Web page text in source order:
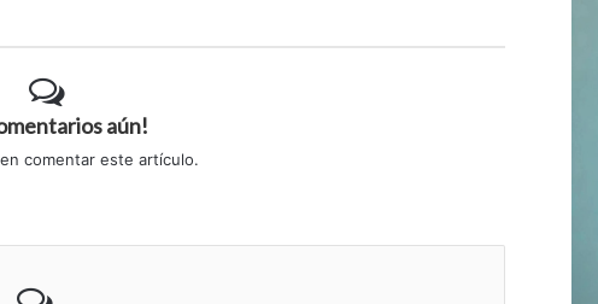
aún!
comentar este artículo.